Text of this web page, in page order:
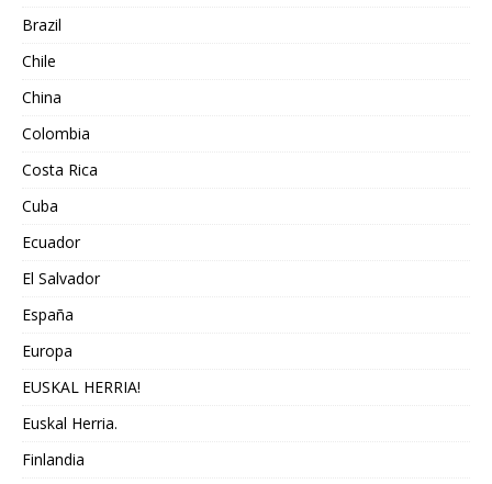
Brazil
Chile
China
Colombia
Costa Rica
Cuba
Ecuador
El Salvador
España
Europa
EUSKAL HERRIA!
Euskal Herria.
Finlandia